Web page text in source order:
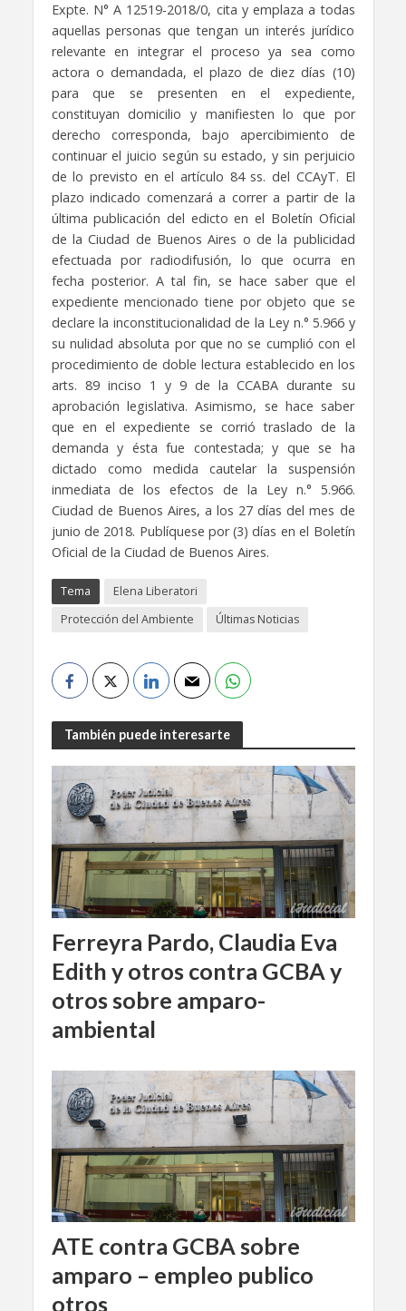
Expte. N° A 12519-2018/0, cita y emplaza a todas
aquellas personas que tengan un interés jurídico
relevante en integrar el proceso ya sea como
actora o demandada, el plazo de diez días (10)
para que se presenten en el expediente,
constituyan domicilio y manifiesten lo que por
derecho corresponda, bajo apercibimiento de
continuar el juicio según su estado, y sin perjuicio
de lo previsto en el artículo 84 ss. del CCAyT. El
plazo indicado comenzará a correr a partir de la
última publicación del edicto en el Boletín Oficial
de la Ciudad de Buenos Aires o de la publicidad
efectuada por radiodifusión, lo que ocurra en
fecha posterior. A tal fin, se hace saber que el
expediente mencionado tiene por objeto que se
declare la inconstitucionalidad de la Ley n.° 5.966 y
su nulidad absoluta por que no se cumplió con el
procedimiento de doble lectura establecido en los
arts. 89 inciso 1 y 9 de la CCABA durante su
aprobación legislativa. Asimismo, se hace saber
que en el expediente se corrió traslado de la
demanda y ésta fue contestada; y que se ha
dictado como medida cautelar la suspensión
inmediata de los efectos de la Ley n.° 5.966.
Ciudad de Buenos Aires, a los 27 días del mes de
junio de 2018. Publíquese por (3) días en el Boletín
Oficial de la Ciudad de Buenos Aires.
Tema
Elena Liberatori
Protección del Ambiente
Últimas Noticias
También puede interesarte
Ferreyra Pardo, Claudia Eva
Edith y otros contra GCBA y
otros sobre amparo-
ambiental
ATE contra GCBA sobre
amparo – empleo publico
otros